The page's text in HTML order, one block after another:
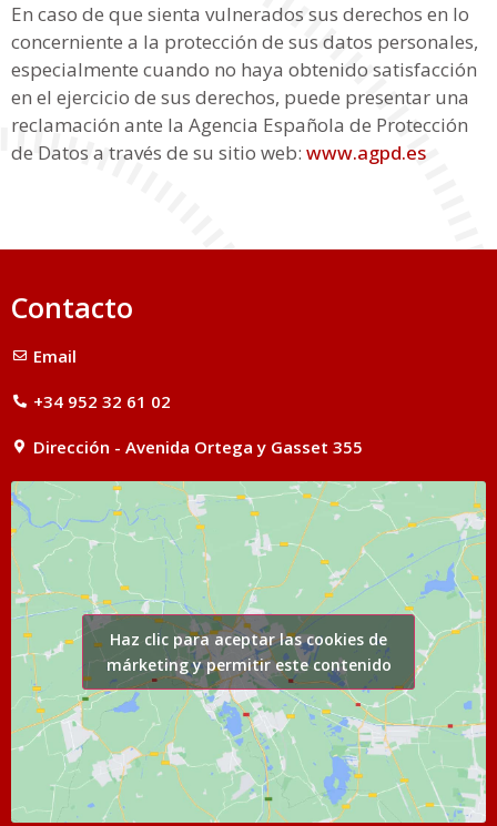
En caso de que sienta vulnerados sus derechos en lo
concerniente a la protección de sus datos personales,
especialmente cuando no haya obtenido satisfacción
en el ejercicio de sus derechos, puede presentar una
reclamación ante la Agencia Española de Protección
de Datos a través de su sitio web: www.agpd.es
Contacto
Email
+34 952 32 61 02
Dirección - Avenida Ortega y Gasset 355
Haz clic para aceptar las cookies de
márketing y permitir este contenido